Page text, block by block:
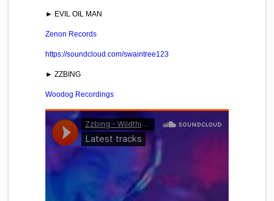
► EVIL OIL MAN
Zenon Records
https://soundcloud.com/swaintree123
► ZZBING
Woodog Recordings